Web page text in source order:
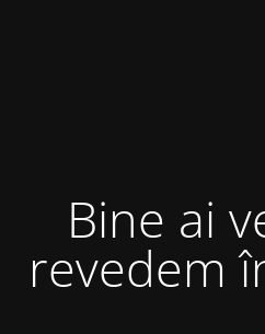
Bine ai
revedem